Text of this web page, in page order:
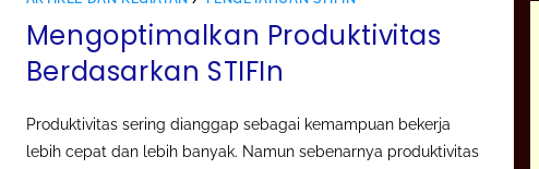
Mengoptimalkan Produktivitas
Berdasarkan STIFIn
Produktivitas sering dianggap sebagai kemampuan bekerja
lebih cepat dan lebih banyak. Namun sebenarnya produktivitas